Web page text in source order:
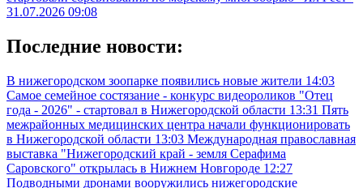
31.07.2026 09:08
Последние новости:
В нижегородском зоопарке появились новые жители 14:03
Самое семейное состязание - конкурс видеороликов "Отец
года - 2026" - стартовал в Нижегородской области 13:31 Пять
межрайонных медицинских центра начали функционировать
в Нижегородской области 13:03 Международная православная
выставка "Нижегородский край - земля Серафима
Саровского" открылась в Нижнем Новгороде 12:27
Подводными дронами вооружились нижегородские